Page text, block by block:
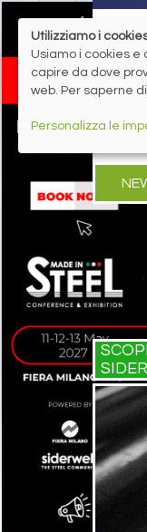
Utilizziamo i
Usiamo i cookies
capire da dove
web. Per saperne
Personalizza le